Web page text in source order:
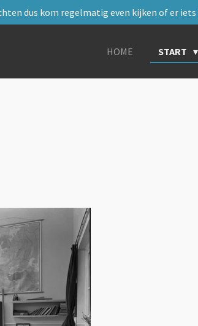
dus kom regelmatig even kijken of er iets
HOME START